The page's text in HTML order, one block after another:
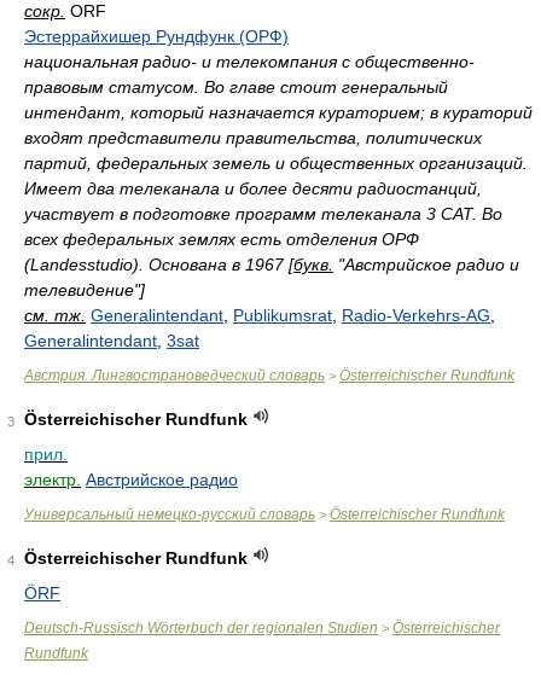
сокр. ORF
Эстеррайхишер Рундфунк (ОРФ)
национальная радио- и телекомпания с общественно-
правовым статусом. Во главе стоит генеральный
интендант, который назначается кураторием; в кураторий
входят представители правительства, политических
партий, федеральных земель и общественных организаций.
Имеет два телеканала и более десяти радиостанций,
участвует в подготовке программ телеканала 3 САТ. Во
всех федеральных землях есть отделения ОРФ
(Landesstudio). Основана в 1967 [букв. "Австрийское радио и
телевидение"]
см. тж. Generalintendant Publikumsrat Radio-Verkehrs-AG
Generalintendant 3sat
Австрия. Лингвострановедческий словарь > Österreichischer Rundfunk
3
Österreichischer Rundfunk
прил.
электр. Австрийское радио
Универсальный немецко-русский словарь > Österreichischer Rundfunk
4
Österreichischer Rundfunk
ÖRF
Deutsch-Russisch Wörterbuch der regionalen Studien > Österreichischer
Rundfunk